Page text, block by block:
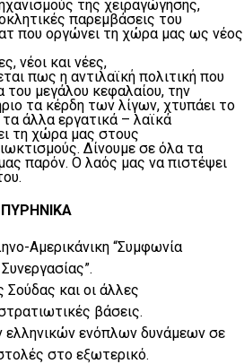
της χειραγώγησης,
παρεμβάσεις του
που οργώνει τη χώρα μας ως νέος
νέοι και νέες,
πως η αντιλαϊκή πολιτική που
μεγάλου κεφαλαίου, την
τα κέρδη των λίγων, χτυπάει το
άλλα εργατικά – λαϊκά
τη χώρα μας στους
Δίνουμε σε όλα τα
παρόν. Ο λαός μας να πιστέψει
ΠΥΡΗΝΙΚΑ
Αμερικάνικη “Συμφωνία
Σούδας και οι άλλες
βάσεις.
ελληνικών ενόπλων δυνάμεων σε
στο εξωτερικό.